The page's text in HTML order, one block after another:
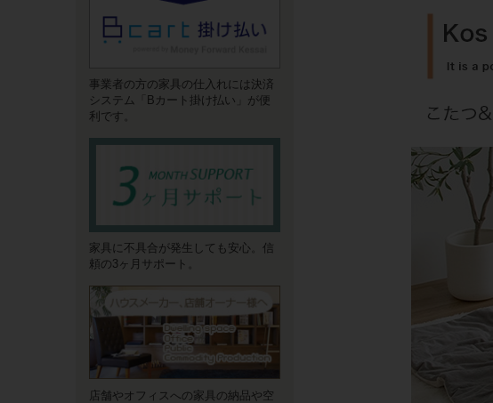
事業者の方の家具の仕入れには決済
システム「Bカート掛け払い」が便
利です。
家具に不具合が発生しても安心。信
頼の3ヶ月サポート。
店舗やオフィスへの家具の納品や空